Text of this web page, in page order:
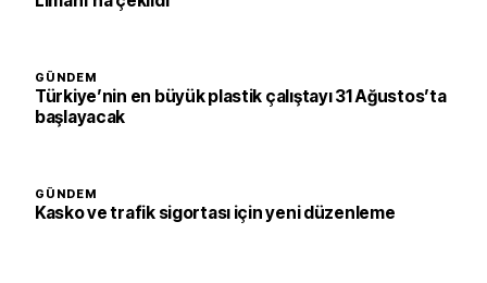
GÜNDEM
Türkiye’nin en büyük plastik çalıştayı 31 Ağustos’ta
başlayacak
GÜNDEM
Kasko ve trafik sigortası için yeni düzenleme